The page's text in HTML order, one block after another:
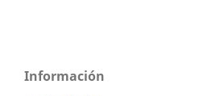
Información